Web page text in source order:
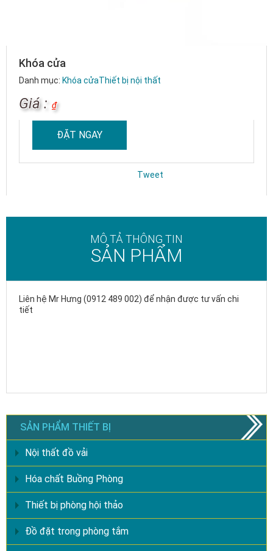
Khóa cửa
Danh mục: Khóa cửaThiết bị nội thất
Giá : ₫
ĐẶT NGAY
Tweet
MÔ TẢ THÔNG TIN
SẢN PHẨM
Liên hệ Mr Hưng (0912 489 002) để nhận được tư vấn chi
tiết
SẢN PHẨM THIẾT BỊ
Nội thất đồ vải
Hóa chất Buồng Phòng
Thiết bị phòng hội thảo
Đồ đặt trong phòng tắm